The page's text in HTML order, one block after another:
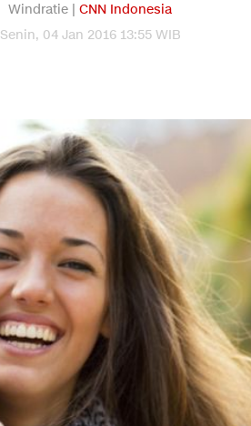
Windratie | CNN Indonesia
Senin, 04 Jan 2016 13:55 WIB